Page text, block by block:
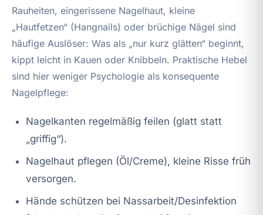
Rauheiten, eingerissene Nagelhaut, kleine
„Hautfetzen“ (Hangnails) oder brüchige Nägel sind
häufige Auslöser: Was als „nur kurz glätten“ beginnt,
kippt leicht in Kauen oder Knibbeln. Praktische Hebel
sind hier weniger Psychologie als konsequente
Nagelpflege:
Nagelkanten regelmäßig feilen (glatt statt
„griffig“).
Nagelhaut pflegen (Öl/Creme), kleine Risse früh
versorgen.
Hände schützen bei Nassarbeit/Desinfektion